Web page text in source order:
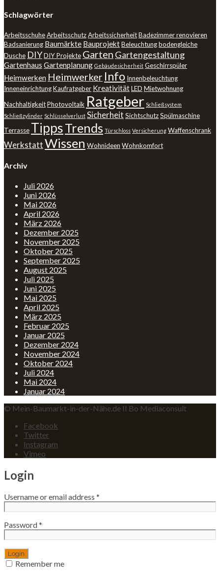
Schlagwörter
ArbeitsschuheArbeitsschutzArbeitssicherheitBadezimmer renovieren
Badsanierung Baumärkte BauprojektBeleuchtungbodengleiche
Dusche DIYDIY Projekte Garten Gartengestaltung
Gartenhaus Gartenplanung Gebäudesicherheit Geschirrspüler
Heimwerken Heimwerker Info Innenbeleuchtung
InneneinrichtungKaufratgeber KreativitätLED Mietwohnung
NachhaltigkeitPhotovoltaik Ratgeber Schließsystem
Schließzylinder Schlüsselverlust Sicherheit SichtschutzSpülmaschine
Terrasse TippsTrends Türschloss Versicherung Waffenschrank
WerkstattWissen Wohnideen Wohnkomfort
Archiv
Juli 2026
Juni 2026
Mai 2026
April 2026
März 2026
Dezember 2025
November 2025
Oktober 2025
September 2025
August 2025
Juli 2025
Juni 2025
Mai 2025
April 2025
März 2025
Februar 2025
Januar 2025
Dezember 2024
November 2024
Oktober 2024
Juli 2024
Mai 2024
Januar 2024
© Mein-Baumarkt-in-der-Nähe.de II Bo Mediaconsult
Facebook
Twitter
Instagram
Vimeo
Login
Username or email address *
Password*
Remember me